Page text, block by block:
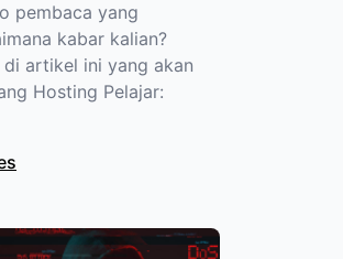
pembaca yang
kabar kalian?
artikel ini yang akan
Hosting Pelajar: